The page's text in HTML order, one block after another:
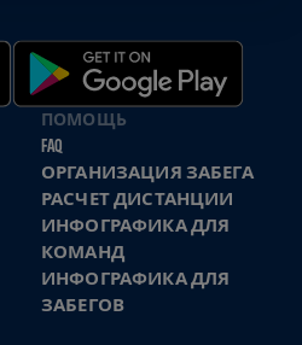
ПОМОЩЬ
FAQ
ОРГАНИЗАЦИЯ ЗАБЕГА
РАСЧЕТ ДИСТАНЦИИ
ИНФОГРАФИКА ДЛЯ
КОМАНД
ИНФОГРАФИКА ДЛЯ
ЗАБЕГОВ